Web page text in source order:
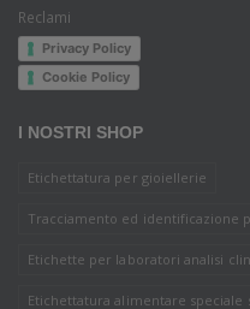
Reclami
Privacy Policy
Cookie Policy
I NOSTRI SHOP
Etichettatura per gioiellerie
Tracciamento ed identificazione
Etichette per laboratori analisi
Etichettatura alimentare speciale